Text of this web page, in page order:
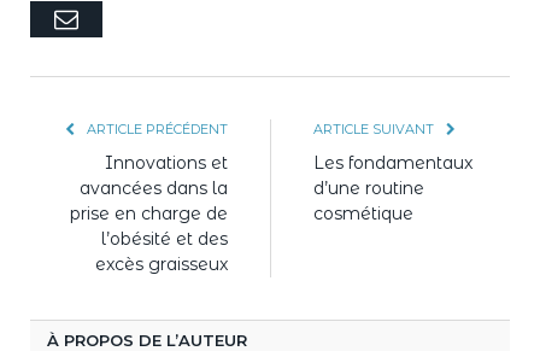
E-
ARTICLE PRÉCÉDENT
Innovations et
avancées dans la
prise en charge de
l’obésité et des
excès graisseux
ARTICLE SUIVANT
Les fondamentaux
d’une routine
cosmétique
À PROPOS DE L’AUTEUR